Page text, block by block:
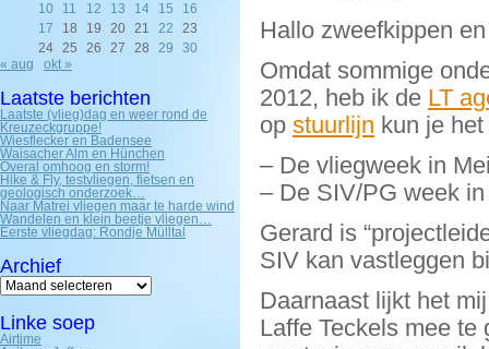
10
11 12 13 14 15
16
17
18 19 20 21 22
23
24
25 26 27 28 29
30
« aug
okt »
Laatste berichten
Laatste (vlieg)dag en weer rond de
Kreuzeckgruppe!
Wiesflecker en Badensee
Waisacher Alm en Hünchen
Overal omhoog en storm!
Hike & Fly, testvliegen, fietsen en
geologisch onderzoek…
Naar Matrei vliegen maar te harde wind
Wandelen en klein beetje vliegen…
Eerste vliegdag: Rondje Mülltal
Archief
Archief
Linke soep
Airtime
Hallo zweefkippen
Omdat sommige
2012, heb ik de LT
op stuurlijn kun je
– De vliegweek in
– De SIV/PG week
Gerard is
SIV kan vastleggen
Daarnaast lijkt het
Laffe Teckels mee